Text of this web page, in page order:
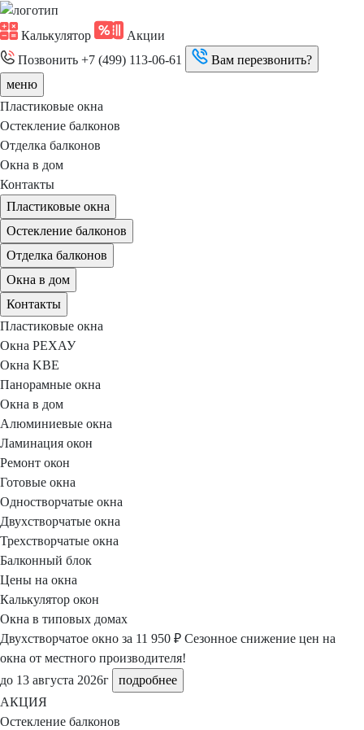
Калькулятор
Акции
Позвонить +7 (499) 113-06-61
Вам перезвонить?
меню
Пластиковые окна
Остекление балконов
Отделка балконов
Окна в дом
Контакты
Пластиковые окна
Остекление балконов
Отделка балконов
Окна в дом
Контакты
Пластиковые окна
Окна РЕХАУ
Окна KBE
Панорамные окна
Окна в дом
Алюминиевые окна
Ламинация окон
Ремонт окон
Готовые окна
Одностворчатые окна
Двухстворчатые окна
Трехстворчатые окна
Балконный блок
Цены на окна
Калькулятор окон
Окна в типовых домах
Двухстворчатое окно за 11 950 ₽ Сезонное снижение цен на
окна от местного производителя!
до 13 августа 2026г
подробнее
АКЦИЯ
Остекление балконов